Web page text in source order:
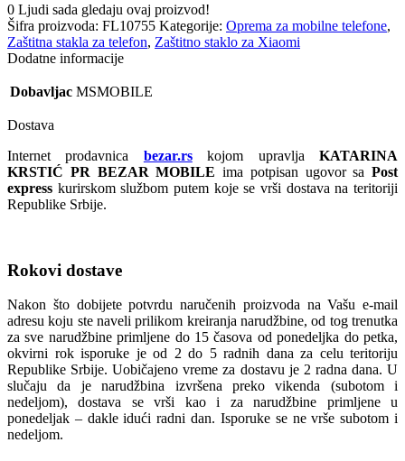
0 Ljudi sada gledaju ovaj proizvod!
Šifra proizvoda: FL10755 Kategorije: Oprema za mobilne telefone,
Zaštitna stakla za telefon, Zaštitno staklo za Xiaomi
Dodatne informacije
Dobavljac MSMOBILE
Dostava
Internet prodavnica bezar.rskojom upravljaKATARINA
KRSTIĆ PR BEZAR MOBILE ima potpisan ugovor sa Post
express kurirskom službom putem koje se vrši dostava na teritoriji
Republike Srbije.
Rokovi dostave
Nakon što dobijete potvrdu naručenih proizvoda na Vašu e-mail
adresu koju ste naveli prilikom kreiranja narudžbine, od tog trenutka
za sve narudžbine primljene do 15 časova od ponedeljka do petka,
okvirni rok isporuke je od 2 do 5 radnih dana za celu teritoriju
Republike Srbije. Uobičajeno vreme za dostavu je 2 radna dana. U
slučaju da je narudžbina izvršena preko vikenda (subotom i
nedeljom), dostava se vrši kao i za narudžbine primljene u
ponedeljak – dakle idući radni dan. Isporuke se ne vrše subotom i
nedeljom.